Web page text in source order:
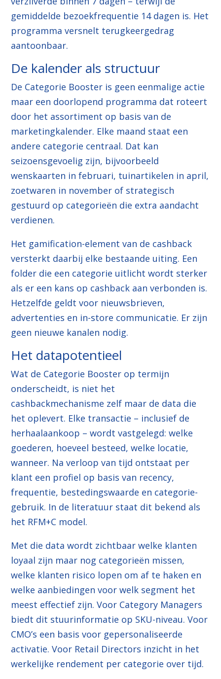
gemiddelde bezoekfrequentie 14 dagen is. Het
programma versnelt terugkeergedrag
aantoonbaar.
De kalender als structuur
De Categorie Booster is geen eenmalige actie
maar een doorlopend programma dat roteert
door het assortiment op basis van de
marketingkalender. Elke maand staat een
andere categorie centraal. Dat kan
seizoensgevoelig zijn, bijvoorbeeld
wenskaarten in februari, tuinartikelen in april,
zoetwaren in november of strategisch
gestuurd op categorieën die extra aandacht
verdienen.
Het gamification-element van de cashback
versterkt daarbij elke bestaande uiting. Een
folder die een categorie uitlicht wordt sterker
als er een kans op cashback aan verbonden is.
Hetzelfde geldt voor nieuwsbrieven,
advertenties en in-store communicatie. Er zijn
geen nieuwe kanalen nodig.
Het datapotentieel
Wat de Categorie Booster op termijn
onderscheidt, is niet het
cashbackmechanisme zelf maar de data die
het oplevert. Elke transactie – inclusief de
herhaalaankoop – wordt vastgelegd: welke
goederen, hoeveel besteed, welke locatie,
wanneer. Na verloop van tijd ontstaat per
klant een profiel op basis van recency,
frequentie, bestedingswaarde en categorie-
gebruik. In de literatuur staat dit bekend als
het RFM+C model.
Met die data wordt zichtbaar welke klanten
loyaal zijn maar nog categorieën missen,
welke klanten risico lopen om af te haken en
welke aanbiedingen voor welk segment het
meest effectief zijn. Voor Category Managers
biedt dit stuurinformatie op SKU-niveau. Voor
CMO’s een basis voor gepersonaliseerde
activatie. Voor Retail Directors inzicht in het
werkelijke rendement per categorie over tijd.